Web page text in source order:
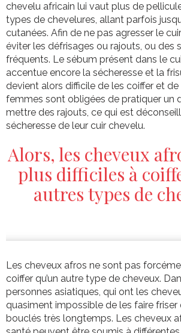
chevelu africain lui vaut plus de
types de chevelures, allant parfois
cutanées. Afin de ne pas agresser le
éviter les défrisages ou rajouts, ou des
fréquents. Le sébum présent dans le
accentue encore la sécheresse et la
devient alors difficile de les coiffer et
femmes sont obligées de pratiquer un
mettre des rajouts, ce qui est
sécheresse de leur cuir chevelu.
Alors, les cheveux
plus difficiles à
autres types de
Les cheveux afros ne sont pas
coiffer qu’un autre type de cheveux.
personnes asiatiques, qui ont les
quasiment impossible de les faire friser
bouclés très longtemps. Les cheveux